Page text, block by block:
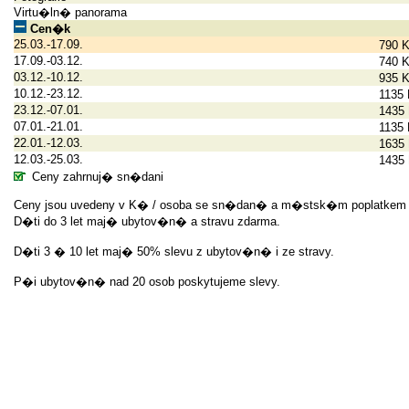
Virtu�ln� panorama
Cen�k
25.03.-17.09.
790
17.09.-03.12.
740
03.12.-10.12.
935
10.12.-23.12.
23.12.-07.01.
07.01.-21.01.
22.01.-12.03.
12.03.-25.03.
Ceny zahrnuj� sn�dani
Ceny jsou uvedeny v K� / osoba se sn�dan� a m�stsk�m poplatkem
D�ti do 3 let maj� ubytov�n� a stravu zdarma.
D�ti 3 � 10 let maj� 50% slevu z ubytov�n� i ze stravy.
P�i ubytov�n� nad 20 osob poskytujeme slevy.